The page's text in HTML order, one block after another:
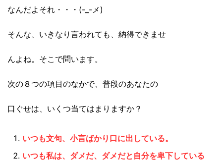
なんだよそれ・・・(-_-メ)
そんな、いきなり言われても、納得できませ
んよね。そこで問います。
次の８つの項目のなかで、普段のあなたの
口ぐせは、いくつ当てはまりますか？
いつも文句、小言ばかり口に出している。
いつも私は、ダメだ、ダメだと自分を卑下している